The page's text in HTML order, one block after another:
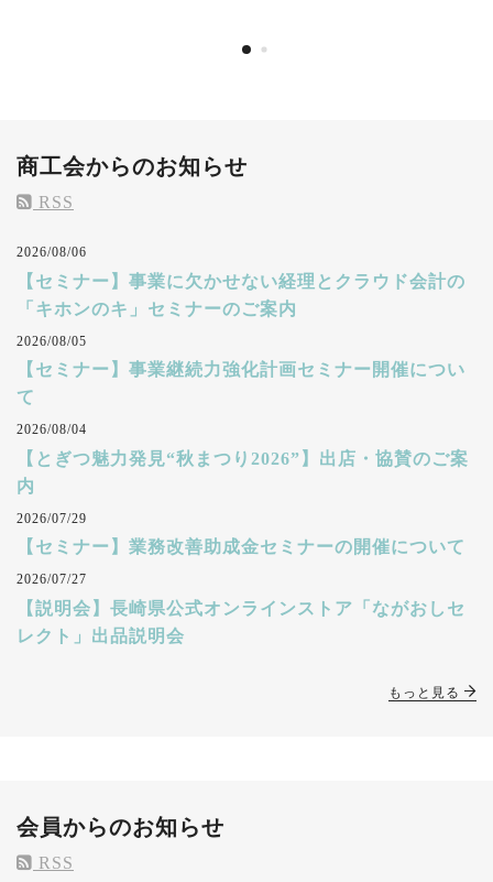
商工会からのお知らせ
RSS
2026/08/06
【セミナー】事業に欠かせない経理とクラウド会計の
「キホンのキ」セミナーのご案内
2026/08/05
【セミナー】事業継続力強化計画セミナー開催につい
て
2026/08/04
【とぎつ魅力発見“秋まつり2026”】出店・協賛のご案
内
2026/07/29
【セミナー】業務改善助成金セミナーの開催について
2026/07/27
【説明会】長崎県公式オンラインストア「ながおしセ
レクト」出品説明会
もっと見る
会員からのお知らせ
RSS